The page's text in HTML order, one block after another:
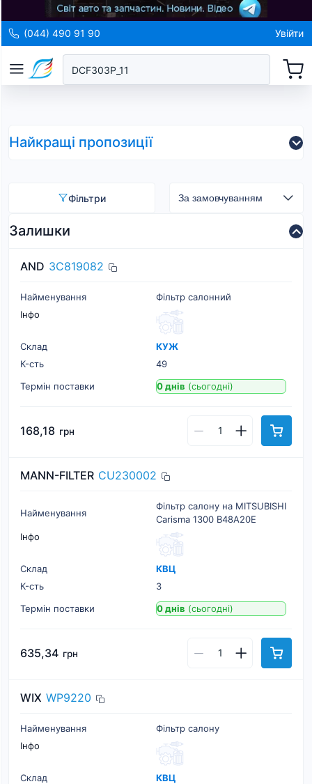
(044) 490 91 90 Увійти
Найкращі пропозиції
Фільтри
Залишки
AND 3C819082
Найменування
Фільтр салонний
Інфо
Склад
КУЖ
К-cть
49
Термін поставки
0 днів (сьогодні)
168,18 грн
MANN-FILTER CU230002
Найменування
Фільтр салону на MITSUBISHI
Carisma 1300 B48A20E
Інфо
Склад
КВЦ
К-cть
3
Термін поставки
0 днів (сьогодні)
635,34 грн
WIX WP9220
Найменування
Фільтр салону
Інфо
Склад
КВЦ